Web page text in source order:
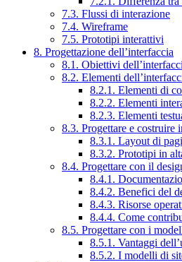
7.3. Flussi di interazione
7.4. Wireframe
7.5. Prototipi interattivi
8. Progettazione dell’interfaccia
8.1. Obiettivi
8.2. Elementi
8.2.1. Elementi di
8.2.2. Elementi
8.2.3. Elementi
8.3. Progettare e costruire
8.3.1. Layout di
8.3.2. Prototipi in
8.4. Progettare con il
8.4.1.
8.4.2. Benefici del
8.4.3. Risorse
8.4.4. Come
8.5. Progettare con i
8.5.1. Vantaggi
8.5.2. I modelli di